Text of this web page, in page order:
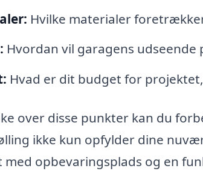
Hvilke materialer
Hvordan vil garagens udseende
Hvad er dit budget for
over disse punkter kan du
ikke kun opfylder dine
opbevaringsplads og en